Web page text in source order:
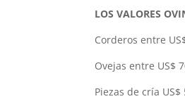
LOS VALORES
Corderos entre
Ovejas entre US$
Piezas de cría US$